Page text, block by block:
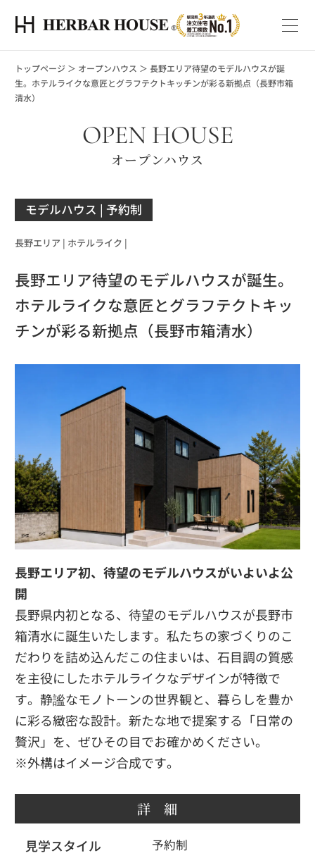
トップページ ＞ オープンハウス ＞ 長野エリア待望のモデルハウスが誕
生。ホテルライクな意匠とグラフテクトキッチンが彩る新拠点（長野市箱
清水）
OPEN HOUSE
オープンハウス
モデルハウス | 予約制
長野エリア | ホテルライク |
長野エリア待望のモデルハウスが誕生。
ホテルライクな意匠とグラフテクトキッ
チンが彩る新拠点（長野市箱清水）
長野エリア初、待望のモデルハウスがいよいよ公
開
長野県内初となる、待望のモデルハウスが長野市
箱清水に誕生いたします。私たちの家づくりのこ
だわりを詰め込んだこの住まいは、石目調の質感
を主役にしたホテルライクなデザインが特徴で
す。静謐なモノトーンの世界観と、暮らしを豊か
に彩る緻密な設計。新たな地で提案する「日常の
贅沢」を、ぜひその目でお確かめください。
※外構はイメージ合成です。
詳 細
見学スタイル 予約制